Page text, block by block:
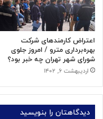
اعتراض کارمندهای شرکت
بهره‌برداری مترو / امروز جلوی
شورای شهر تهران چه خبر بود؟
اردیبهشت ۶, ۱۴۰۲
دیدگاهتان را بنویسید